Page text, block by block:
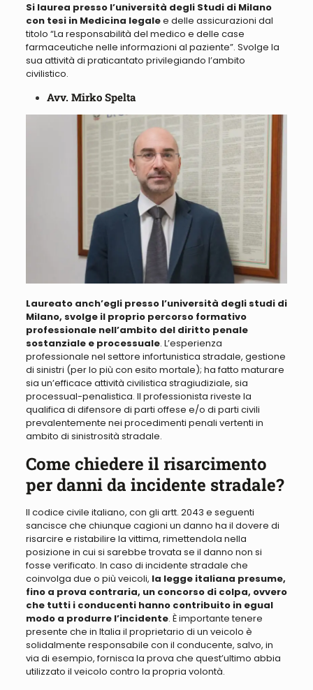
Si laurea presso l’università degli Studi di Milano
con tesi in Medicina legalee delle assicurazioni dal
titolo “La responsabilità del medico e delle case
farmaceutiche nelle informazioni al paziente”. Svolge la
sua attività di praticantato privilegiando l’ambito
civilistico.
Avv. Mirko Spelta
Laureato anch’egli presso l’università degli studi di
Milano, svolge il proprio percorso formativo
professionale nell’ambito del diritto penale
sostanziale e processuale. L’esperienza
professionale nel settore infortunistica stradale, gestione
di sinistri (per lo più con esito mortale); ha fatto maturare
sia un’efficace attività civilistica stragiudiziale, sia
processual-penalistica. Il professionista riveste la
qualifica di difensore di parti offese e/o di parti civili
prevalentemente nei procedimenti penali vertenti in
ambito di sinistrosità stradale.
Come chiedere il risarcimento
per danni da incidente stradale?
Il codice civile italiano, con gli artt. 2043 e seguenti
sancisce che chiunque cagioni un danno ha il dovere di
risarcire e ristabilire la vittima, rimettendola nella
posizione in cui si sarebbe trovata se il danno non si
fosse verificato. In caso di incidente stradale che
coinvolga due o più veicoli, la legge italiana presume,
fino a prova contraria, un concorso di colpa, ovvero
che tutti i conducenti hanno contribuito in egual
modo a produrre l’incidente. È importante tenere
presente che in Italia il proprietario di un veicolo è
solidalmente responsabile con il conducente, salvo, in
via di esempio, fornisca la prova che quest’ultimo abbia
utilizzato il veicolo contro la propria volontà.